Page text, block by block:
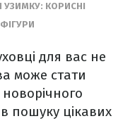
КОРИСНІ
для вас не
може стати
пошуку цікавих